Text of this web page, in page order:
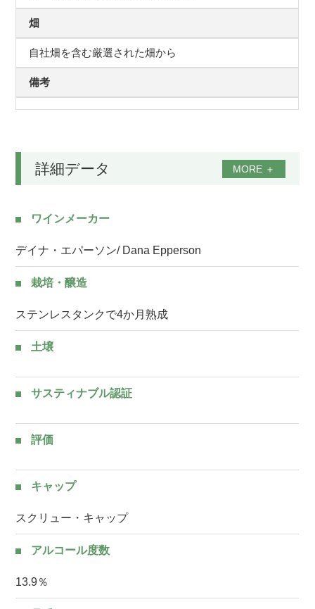
畑
自社畑を含む厳選された畑から
備考
詳細データ MORE ＋
ワインメーカー
デイナ・エパーソン/ Dana Epperson
栽培・醸造
ステンレスタンクで4か月熟成
土壌
サスティナブル認証
評価
キャップ
スクリュー・キャップ
アルコール度数
13.9％